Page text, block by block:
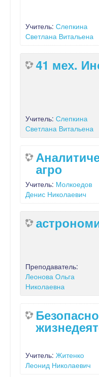
Учитель: Слепкина
Светлана Витальена
41 мех.
Учитель: Слепкина
Светлана Витальена
агро
Учитель: Молкоедов
Денис Николаевич
Преподаватель:
Леонова Ольга
Николаевна
Учитель: Житенко
Леонид Николаевич